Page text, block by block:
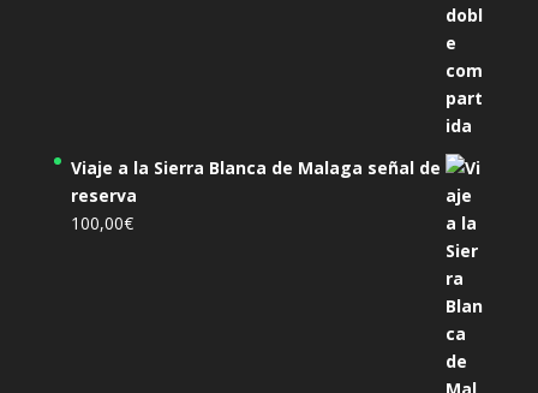
Viaje a la Sierra Blanca de Malaga señal de
reserva
100,00€